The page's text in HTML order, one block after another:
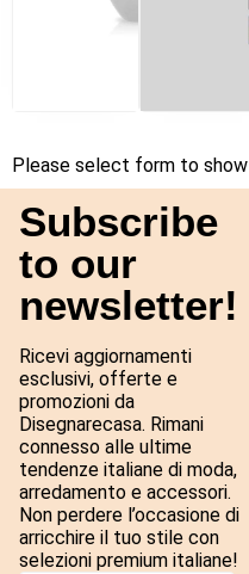
Please select form to show
Subscribe
to our
newsletter!
Ricevi aggiornamenti
esclusivi, offerte e
promozioni da
Disegnarecasa. Rimani
connesso alle ultime
tendenze italiane di moda,
arredamento e accessori.
Non perdere l’occasione di
arricchire il tuo stile con
selezioni premium italiane!